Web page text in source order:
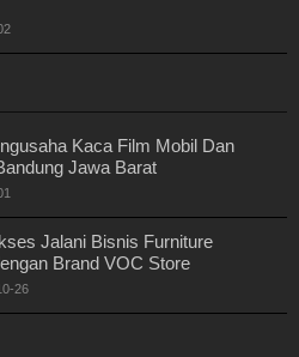
Kaca Film Mobil Dan
Jawa Barat
Jalani Bisnis Furniture
Brand VOC Store
26